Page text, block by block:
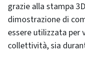
grazie alla stampa
dimostrazione di
essere utilizzata per
collettività, sia